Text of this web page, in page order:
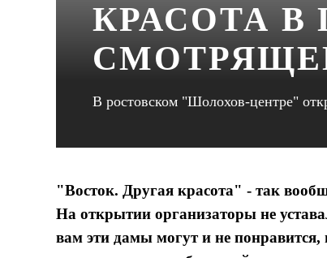
КРАСОТА В
В ростовском "Шолохов-центре"
"Восток. Другая красота" - так
На открытии организаторы не
вам эти дамы могут и не